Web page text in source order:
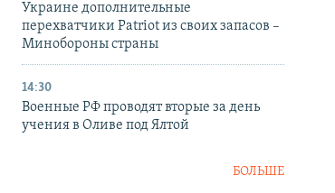
Украине дополнительные
перехватчики Patriot из своих запасов –
Минобороны страны
14:30
Военные РФ проводят вторые за день
учения в Оливе под Ялтой
БОЛЬШЕ